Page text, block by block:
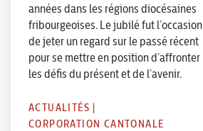
années dans les régions diocésaines
fribourgeoises. Le jubilé fut l’occasion
de jeter un regard sur le passé récent
pour se mettre en position d’affronter
les défis du présent et de l’avenir.
ACTUALITÉS |
CORPORATION CANTONALE